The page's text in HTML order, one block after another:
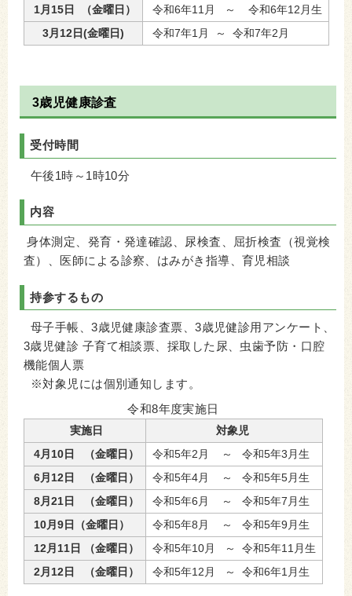
1月15日 （金曜日）
令和6年11月 ～ 令和6年12月生
3月12日(金曜日)
令和7年1月 ～ 令和7年2月
3歳児健康診査
受付時間
午後1時～1時10分
内容
身体測定、発育・発達確認、尿検査、屈折検査（視覚検
査）、医師による診察、はみがき指導、育児相談
持参するもの
母子手帳、3歳児健康診査票、3歳児健診用アンケート、
3歳児健診 子育て相談票、採取した尿、虫歯予防・口腔
機能個人票
※対象児には個別通知します。
令和8年度実施日
実施日
対象児
4月10日 （金曜日）
令和5年2月 ～ 令和5年3月生
6月12日 （金曜日）
令和5年4月 ～ 令和5年5月生
8月21日 （金曜日）
令和5年6月 ～ 令和5年7月生
10月9日（金曜日）
令和5年8月 ～ 令和5年9月生
12月11日 （金曜日）
令和5年10月 ～ 令和5年11月生
2月12日 （金曜日）
令和5年12月 ～ 令和6年1月生